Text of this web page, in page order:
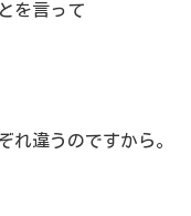
を言って
れ違うのですから。